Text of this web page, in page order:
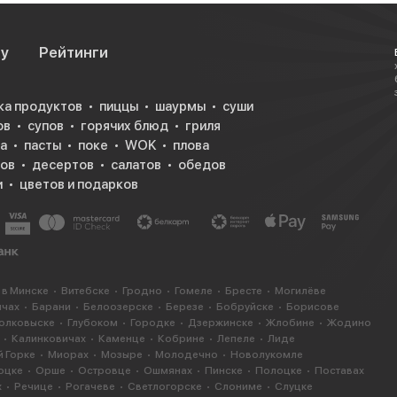
Рейтинги
продуктов пиццы шаурмы
суши
супов горячих блюд
гриля
пасты поке WOK
плова
десертов салатов
обедов
цветов и подарков
Минске Витебске Гродно Гомеле Бресте
Могилёве
Барани Белоозерске Березе Бобруйске
Борисове
Глубоком Городке Дзержинске Жлобине
Жодино
Калинковичах
Каменце Кобрине Лепеле
Лиде
Горке
Миорах Мозыре Молодечно
Новолукомле
Орше Островце Ошмянах Пинске Полоцке
Поставах
Речице Рогачеве Светлогорске Слониме
Слуцке